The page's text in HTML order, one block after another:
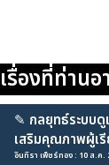
เรื่องที่ท่านอ
✎ กลยุทธ์ระบบ
เสริมคุณภาพผู้เรี
อินทิรา เพ็ชร์ทอง : 10 ส.ค.